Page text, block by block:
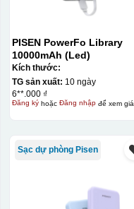
PISEN PowerFo Library
10000mAh (Led)
Kích thước:
TG sản xuất: 10 ngày
6**.000 ₫
Đăng kýhoặc Đăng nhậpđể xem giá
Sạc dự phòng Pisen